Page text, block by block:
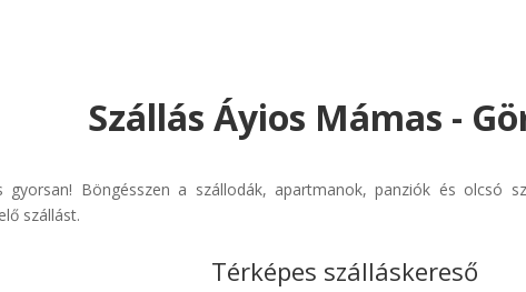
Szállás Áyios Mámas -
gyorsan! Böngésszen a szállodák, apartmanok, panziók és olcsó
szállást.
Térképes szálláskereső